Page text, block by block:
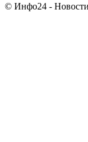
© Инфо24 -